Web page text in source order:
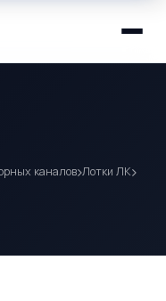
каналов Лотки ЛК